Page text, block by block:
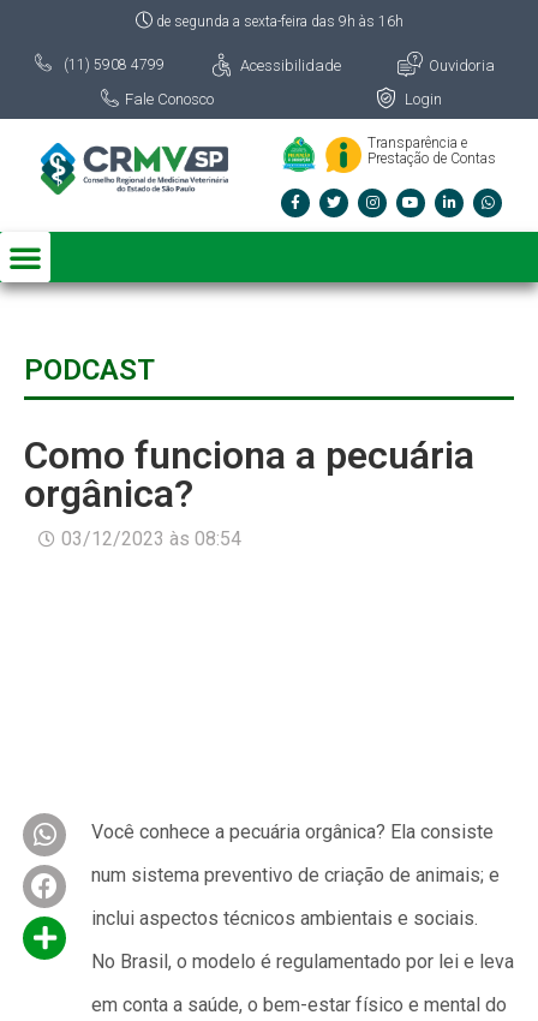
de segunda a sexta-feira das 9h às 16h
(11) 5908 4799 Acessibilidade
Ouvidoria
Fale Conosco
Login
Transparência e
Prestação de Contas
PODCAST
Como funciona a pecuária
orgânica?
03/12/2023 às 08:54
Você conhece a pecuária orgânica? Ela consiste
num sistema preventivo de criação de animais; e
inclui aspectos técnicos ambientais e sociais.
No Brasil, o modelo é regulamentado por lei e leva
em conta a saúde, o bem-estar físico e mental do